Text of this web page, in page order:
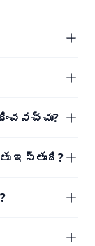
ఇస్తుంది?